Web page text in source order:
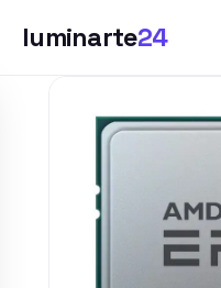
luminarte24